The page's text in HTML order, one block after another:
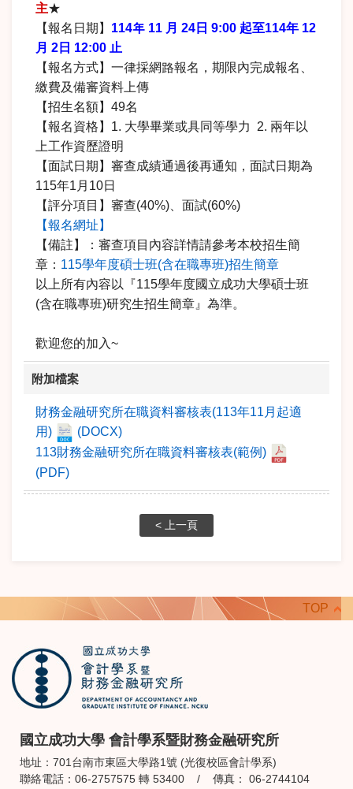
主★
【報名日期】 114年 11 月 24日 9:00 起至114年 12
月 2日 12:00 止
【報名方式】一律採網路報名，期限內完成報名、
繳費及備審資料上傳
【招生名額】49名
【報名資格】1. 大學畢業或具同等學力 2. 兩年以
上工作資歷證明
【面試日期】審查成績通過後再通知，面試日期為
115年1月10日
【評分項目】審查(40%)、面試(60%)
【報名網址】
【備註】：審查項目內容詳情請參考本校招生簡
章： 115學年度碩士班(含在職專班)招生簡章
以上所有內容以『115學年度國立成功大學碩士班
(含在職專班)研究生招生簡章』為準。
歡迎您的加入~
附加檔案
財務金融研究所在職資料審核表(113年11月起適
用)
(DOCX)
113財務金融研究所在職資料審核表(範例)
(PDF)
< 上一頁
TOP
國立成功大學 會計學系暨財務金融研究所
地址：701台南市東區大學路1號 (光復校區會計學系)
聯絡電話：06-2757575 轉 53400 / 傳真： 06-2744104